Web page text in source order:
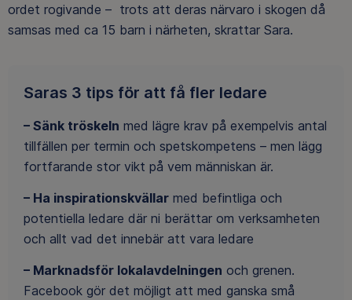
ordet rogivande – trots att deras närvaro i skogen då
samsas med ca 15 barn i närheten, skrattar Sara.
Saras 3 tips för att få fler ledare
– Sänk tröskeln med lägre krav på exempelvis antal
tillfällen per termin och spetskompetens – men lägg
fortfarande stor vikt på vem människan är.
– Ha inspirationskvällar med befintliga och
potentiella ledare där ni berättar om verksamheten
och allt vad det innebär att vara ledare
– Marknadsför lokalavdelningen och grenen.
Facebook gör det möjligt att med ganska små